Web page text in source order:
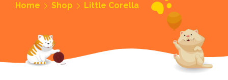
Home Shop Little Corella